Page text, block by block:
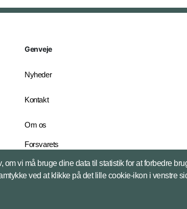
Genveje
Nyheder
Kontakt
Om os
Forsvarets
English Edition
om vi må bruge dine data til statistik for at forbedre
ved at klikke på det lille cookie-ikon i venstre